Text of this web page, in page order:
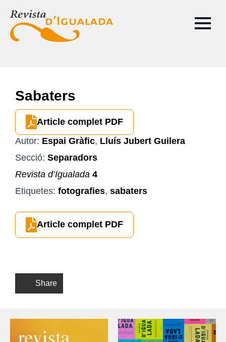
Sabaters
Article complet PDF
Autor: Espai Gràfic, Lluís Jubert Guilera
Secció: Separadors
Revista d’Igualada 4
Etiquetes: fotografies, sabaters
Article complet PDF
Share